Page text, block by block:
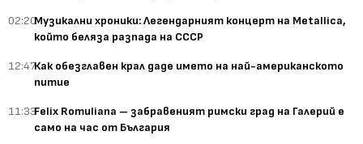
02:20Музикални хроники: Легендарният концерт на Metallica,
който беляза разпада на СССР
12:47Как обезглавен крал даде името на най-американското
питие
11:33Felix Romuliana – забравеният римски град на Галерий е
само на час от България